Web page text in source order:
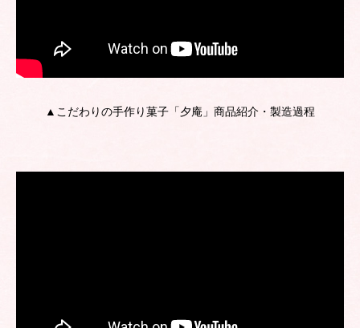
▲こだわりの手作り菓子「夕庵」商品紹介・製造過程